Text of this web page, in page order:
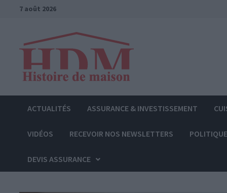
Passer7 août 2026
ACTUALITÉS ASSURANCE & INVESTISSEMENT
VIDÉOS RECEVOIR NOS NEWSLETTERS
DEVIS ASSURANCE